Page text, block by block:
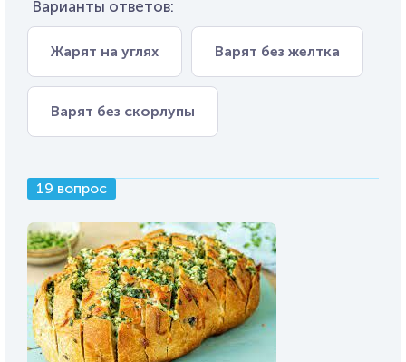
Варианты ответов:
Жарят на углях Варят без желтка
Варят без скорлупы
19 вопрос